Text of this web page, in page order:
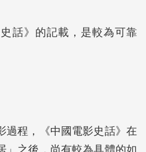
話》的記載，是較為可靠
過程，《中國電影史話》在
」之後，尚有較為具體的如